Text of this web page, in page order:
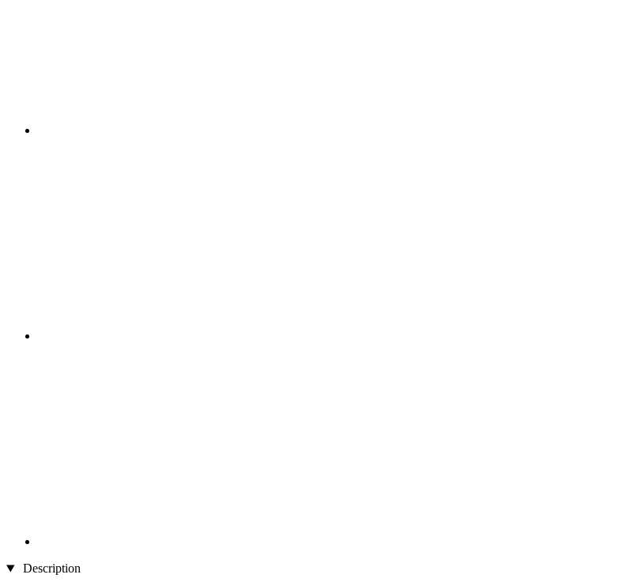
Description